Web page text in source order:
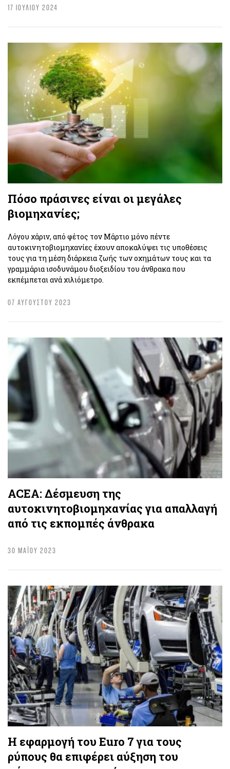
17 ΙΟΥΛΙΟΥ 2024
Πόσο πράσινες είναι οι μεγάλες
βιομηχανίες;
Λόγου χάριν, από φέτος τον Μάρτιο μόνο πέντε
αυτοκινητοβιομηχανίες έχουν αποκαλύψει τις υποθέσεις
τους για τη μέση διάρκεια ζωής των οχημάτων τους και τα
γραμμάρια ισοδυνάμου διοξειδίου του άνθρακα που
εκπέμπεται ανά χιλιόμετρο.
07 ΑΥΓΟΥΣΤΟΥ 2023
ACEA: Δέσμευση της
αυτοκινητοβιομηχανίας για απαλλαγή
από τις εκπομπές άνθρακα
30 ΜΑΪΟΥ 2023
Η εφαρμογή του Euro 7 για τους
ρύπους θα επιφέρει αύξηση του